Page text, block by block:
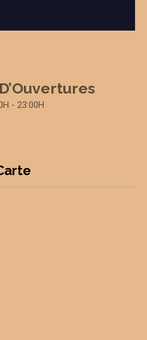
- 23:00H